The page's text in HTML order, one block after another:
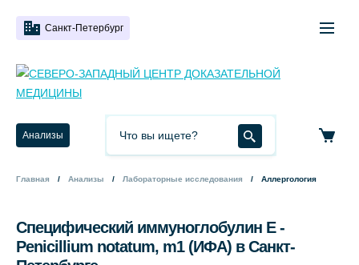
Санкт-Петербург
Анализы
Главная Анализы Лабораторные исследования Аллергология
Специфический иммуноглобулин Е -
Penicillium notatum, m1 (ИФА) в Санкт-